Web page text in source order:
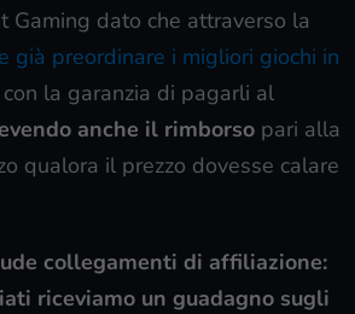
Gaming dato che attraverso la
già preordinare i migliori giochi in
con la garanzia di pagarli al
anche il rimborso pari alla
qualora il prezzo dovesse calare
collegamenti di affiliazione:
riceviamo un guadagno sugli